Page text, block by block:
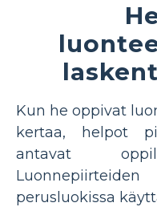
Kun he oppivat
kertaa, helpot
antavat
perusluokissa